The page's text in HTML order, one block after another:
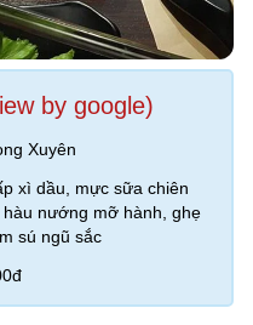
by google)
Xuyên
xì dầu, mực sữa chiên
nướng mỡ hành, ghẹ
sú ngũ sắc